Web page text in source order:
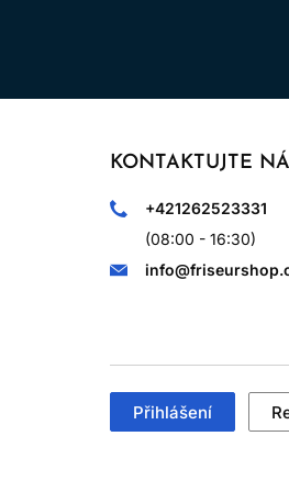
KONTAKTUJTE
+421262523331
(08:00 - 16:30)
Přihlášení